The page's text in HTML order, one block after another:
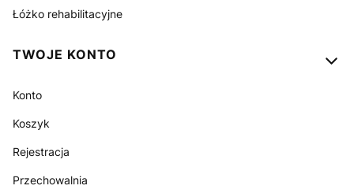
Łóżko rehabilitacyjne
TWOJE KONTO
Konto
Koszyk
Rejestracja
Przechowalnia